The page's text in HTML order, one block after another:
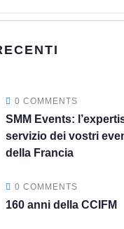
0 COMMENTS
SMM Events:
servizio dei vostri
della Francia
0 COMMENTS
160 anni della CCIFM